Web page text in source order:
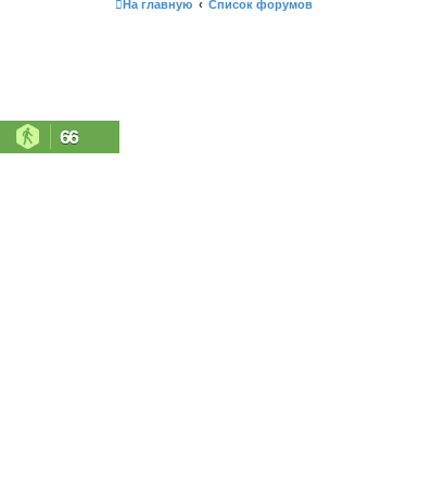
На главную Список форумов
66